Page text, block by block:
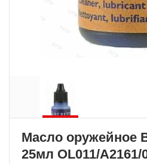
Масло оружейное
25мл OL011/A2161/